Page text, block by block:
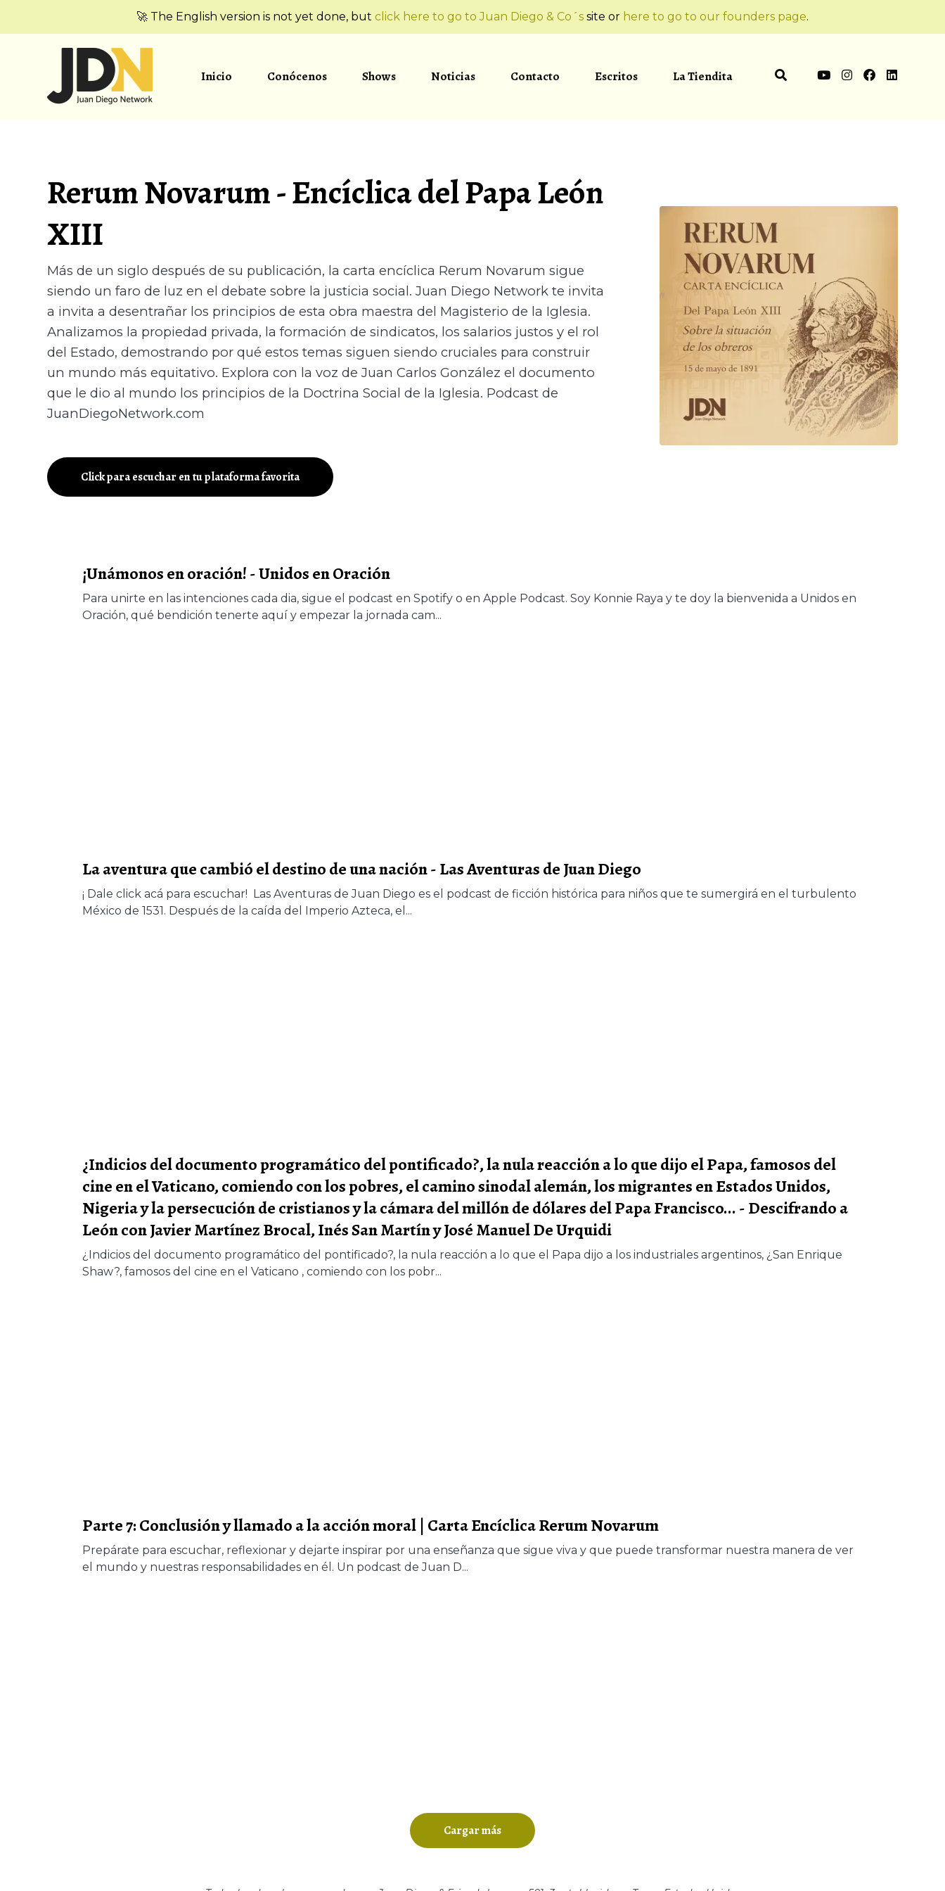
🚀 The English version is not yet done, but click here to go to Juan Diego & Co´s site or here to go to our founders page.
Inicio Conócenos Shows Noticias Contacto Escritos La Tiendita
Rerum Novarum - Encíclica del Papa León
XIII
Más de un siglo después de su publicación, la carta encíclica Rerum Novarum sigue
siendo un faro de luz en el debate sobre la justicia social. Juan Diego Network te invita
a invita a desentrañar los principios de esta obra maestra del Magisterio de la Iglesia.
Analizamos la propiedad privada, la formación de sindicatos, los salarios justos y el rol
del Estado, demostrando por qué estos temas siguen siendo cruciales para construir
un mundo más equitativo. Explora con la voz de Juan Carlos González el documento
que le dio al mundo los principios de la Doctrina Social de la Iglesia. Podcast de
JuanDiegoNetwork.com
Click para escuchar en tu plataforma favorita
¡Unámonos en oración! - Unidos en Oración
Para unirte en las intenciones cada dia, sigue el podcast en Spotify o en Apple Podcast. Soy Konnie Raya y te doy la bienvenida a Unidos en
Oración, qué bendición tenerte aquí y empezar la jornada cam...
La aventura que cambió el destino de una nación - Las Aventuras de Juan Diego
¡ Dale click acá para escuchar! Las Aventuras de Juan Diego es el podcast de ficción histórica para niños que te sumergirá en el turbulento
México de 1531. Después de la caída del Imperio Azteca, el...
¿Indicios del documento programático del pontificado?, la nula reacción a lo que dijo el Papa, famosos del
cine en el Vaticano, comiendo con los pobres, el camino sinodal alemán, los migrantes en Estados Unidos,
Nigeria y la persecución de cristianos y la cámara del millón de dólares del Papa Francisco... - Descifrando a
León con Javier Martínez Brocal, Inés San Martín y José Manuel De Urquidi
¿Indicios del documento programático del pontificado?, la nula reacción a lo que el Papa dijo a los industriales argentinos, ¿San Enrique
Shaw?, famosos del cine en el Vaticano , comiendo con los pobr...
Parte 7: Conclusión y llamado a la acción moral | Carta Encíclica Rerum Novarum
Prepárate para escuchar, reflexionar y dejarte inspirar por una enseñanza que sigue viva y que puede transformar nuestra manera de ver
el mundo y nuestras responsabilidades en él. Un podcast de Juan D...
Cargar más